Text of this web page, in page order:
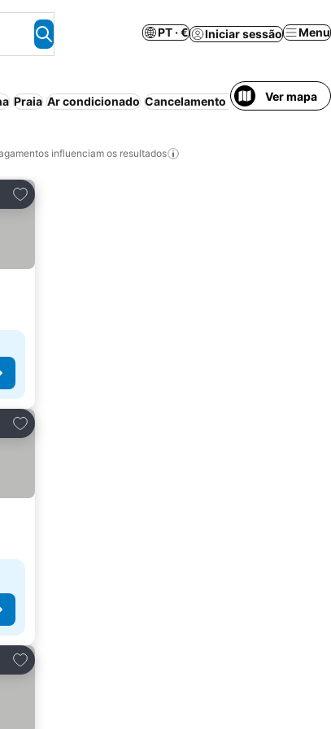
PT · € Iniciar sessão Menu
Praia Ar condicionado Cancelamento gratuitoVer mapa
influenciam os resultados
Adicionar aos favoritos
Adicionar aos favoritos
Adicionar aos favoritos